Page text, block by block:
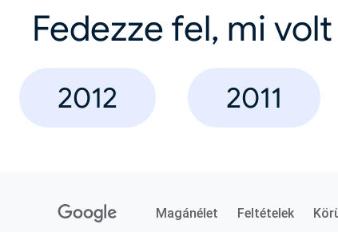
Fedezze fel, mi
2012 2011
Magánélet Feltételek